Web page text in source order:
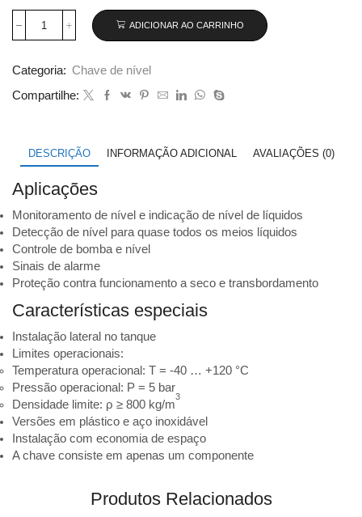
Chave
tipo
bóia
modelo
código
quantidade
ADICIONAR AO CARRINHO
Categoria: Chave de nível
Compartilhe:
DESCRIÇÃO INFORMAÇÃO ADICIONAL AVALIAÇÕES (0)
Aplicações
Monitoramento de nível e indicação de nível de líquidos
Detecção de nível para quase todos os meios líquidos
Controle de bomba e nível
Sinais de alarme
Proteção contra funcionamento a seco e transbordamento
Características especiais
Instalação lateral no tanque
Limites operacionais:
Temperatura operacional: T = -40 … +120 °C
Pressão operacional: P = 5 bar
Densidade limite: ρ ≥ 800 kg/m
3
Versões em plástico e aço inoxidável
Instalação com economia de espaço
A chave consiste em apenas um componente
Produtos Relacionados